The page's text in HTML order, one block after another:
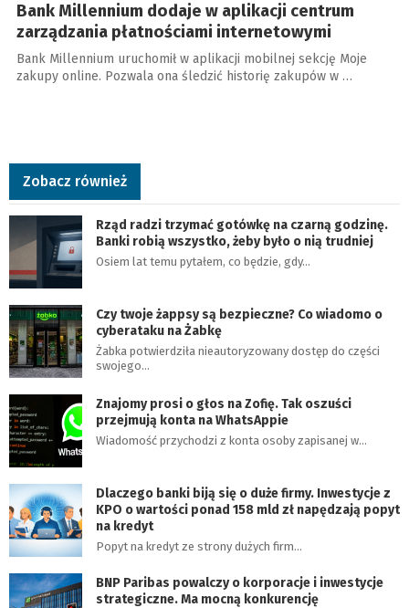
Bank Millennium dodaje w aplikacji centrum
zarządzania płatnościami internetowymi
Bank Millennium uruchomił w aplikacji mobilnej sekcję Moje
zakupy online. Pozwala ona śledzić historię zakupów w …
Zobacz również
Rząd radzi trzymać gotówkę na czarną godzinę.
Banki robią wszystko, żeby było o nią trudniej
Osiem lat temu pytałem, co będzie, gdy…
Czy twoje żappsy są bezpieczne? Co wiadomo o
cyberataku na Żabkę
Żabka potwierdziła nieautoryzowany dostęp do części
swojego…
Znajomy prosi o głos na Zofię. Tak oszuści
przejmują konta na WhatsAppie
Wiadomość przychodzi z konta osoby zapisanej w…
Dlaczego banki biją się o duże firmy. Inwestycje z
KPO o wartości ponad 158 mld zł napędzają popyt
na kredyt
Popyt na kredyt ze strony dużych firm…
BNP Paribas powalczy o korporacje i inwestycje
strategiczne. Ma mocną konkurencję